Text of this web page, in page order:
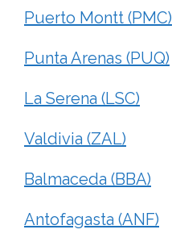
Puerto Montt (PMC)
Punta Arenas (PUQ)
La Serena (LSC)
Valdivia (ZAL)
Balmaceda (BBA)
Antofagasta (ANF)